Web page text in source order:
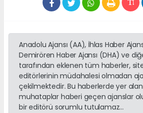
Anadolu Ajansı (AA), İhlas Haber
Demirören Haber Ajansı (DHA) ve
tarafından eklenen tüm haberler,
editörlerinin müdahalesi olmadan
çekilmektedir. Bu haberlerde yer
muhataplar haberi geçen ajanslar
bir editörü sorumlu tutulamaz...